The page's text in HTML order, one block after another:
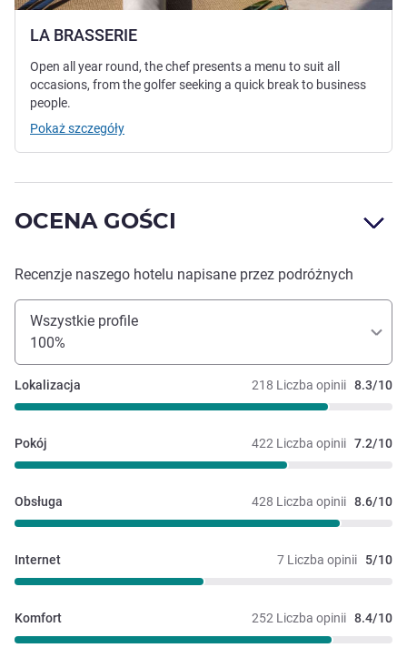
LA BRASSERIE
Open all year round, the chef presents a menu to suit all
occasions, from the golfer seeking a quick break to business
people.
Pokaż szczegóły
OCENA GOŚCI
Recenzje naszego hotelu napisane przez podróżnych
Wszystkie profile
100%
218 Liczba opinii 8.3/10
Lokalizacja
422 Liczba opinii 7.2/10
Pokój
428 Liczba opinii 8.6/10
Obsługa
7 Liczba opinii 5/10
Internet
252 Liczba opinii 8.4/10
Komfort